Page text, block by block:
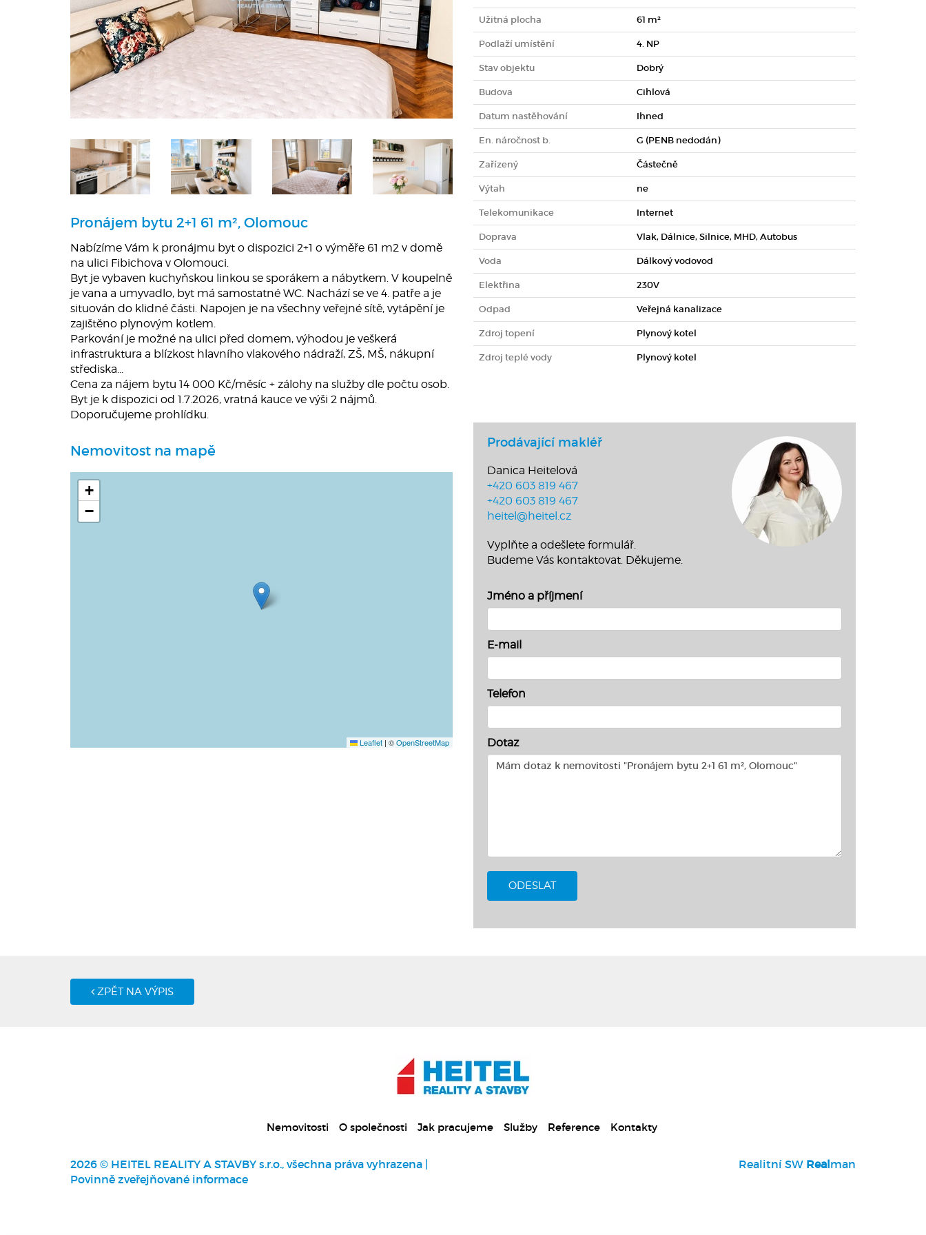
Pronájem bytu 2+1 61 m², Olomouc
Nabízíme Vám k pronájmu byt o dispozici 2+1 o výměře 61 m2 v domě
na ulici Fibichova v Olomouci.
Byt je vybaven kuchyňskou linkou se sporákem a nábytkem. V koupelně
je vana a umyvadlo, byt má samostatné WC. Nachází se ve 4. patře a je
situován do klidné části. Napojen je na všechny veřejné sítě, vytápění je
zajištěno plynovým kotlem.
Parkování je možné na ulici před domem, výhodou je veškerá
infrastruktura a blízkost hlavního vlakového nádraží, ZŠ, MŠ, nákupní
střediska...
Cena za nájem bytu 14 000 Kč/měsíc + zálohy na služby dle počtu osob.
Byt je k dispozici od 1.7.2026, vratná kauce ve výši 2 nájmů.
Doporučujeme prohlídku.
Užitná plocha 61 m²
Podlaží umístění 4. NP
Stav objektu Dobrý
Budova Cihlová
Datum nastěhování Ihned
En. náročnost b. G (PENB nedodán)
Zařízený Částečně
Výtah ne
Telekomunikace Internet
Doprava Vlak, Dálnice, Silnice, MHD, Autobus
Voda Dálkový vodovod
Elektřina 230V
Odpad Veřejná kanalizace
Zdroj topení Plynový kotel
Zdroj teplé vody Plynový kotel
Nemovitost na mapě
+
−
Leaflet | ©OpenStreetMap
Prodávající makléř
Danica Heitelová
+420 603 819 467
+420 603 819 467
heitel@heitel.cz
Vyplňte a odešlete formulář.
Budeme Vás kontaktovat. Děkujeme.
Jméno a příjmení
E-mail
Telefon
Dotaz
ODESLAT
ZPĚT NA VÝPIS
Nemovitosti O společnosti Jak pracujeme Služby Reference Kontakty
2026 © HEITEL REALITY A STAVBY s.r.o., všechna práva vyhrazena |
Povinně zveřejňované informace
Realitní SW Realman